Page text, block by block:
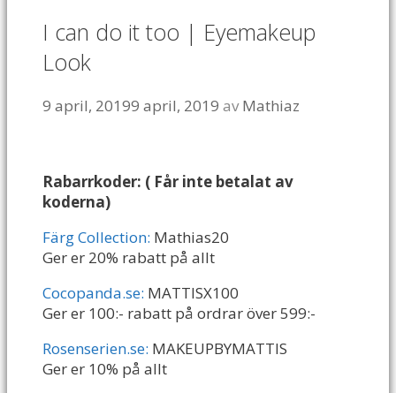
I can do it too | Eyemakeup
Look
9 april, 20199 april, 2019 avMathiaz
Rabarrkoder: ( Får inte betalat av
koderna)
Färg Collection: Mathias20
Ger er 20% rabatt på allt
Cocopanda.se: MATTISX100
Ger er 100:- rabatt på ordrar över 599:-
Rosenserien.se: MAKEUPBYMATTIS
Ger er 10% på allt